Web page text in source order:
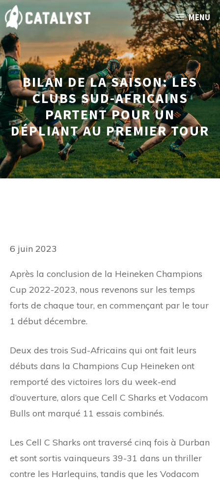
Aller
au
contenu
MENU
BILAN DE LA SAISON: LES
CLUBS SUD-AFRICAINS
PARTENT POUR UN
DÉPLIANT AU PREMIER TOUR
6 juin 2023
Après la conclusion de la Heineken Champions
Cup 2022-2023, nous revenons sur les temps
forts de chaque tour, en commençant par le tour
1 début décembre.
Deux des trois Sud-Africains qui ont fait leurs
débuts dans la Champions Cup Heineken ont
remporté des victoires lors du week-end
d’ouverture, alors que Cell C Sharks et Vodacom
Bulls ont marqué 11 essais combinés.
Les Cell C Sharks ont traversé cinq fois à Durban
et sont sortis vainqueurs 39-31 dans un thriller
contre les Harlequins, tandis que les Vodacom